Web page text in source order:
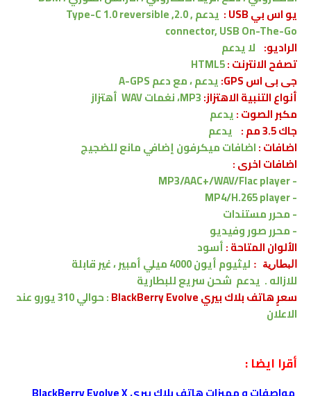
يو اس بي USB :
يدعم , 2.0, Type-C 1.0 reversible
connector, USB On-The-Go
الراديو: لا يدعم
تصفح الانترنت :HTML5
جى بى اس GPS:
يدعم ، مع دعم A-GPS
أنواع التنبية الاهتزاز:
أهتزاز
مكبر الصوت :يدعم
جاك 3.5 مم :
يدعم
اضافات :اضافات ميكرفون إضافي مانع للضجيج
اضافات اخرى :
-
MP3/AAC+/WAV/Flac player
- MP4/H.265 player
- محرر مستندات
- محرر صور وفيديو
الألوان المتاحة :أسود
البطارية :
ليثيوم أيون 4000 ميلي أمبير ، غير قابلة
للازاله . يدعم شحن سريع للبطارية
سعرٍ هاتف بلاك بيري BlackBerry Evolve
:حوالي 310 يورو
عند
الاعلان
أقرا ايضا :